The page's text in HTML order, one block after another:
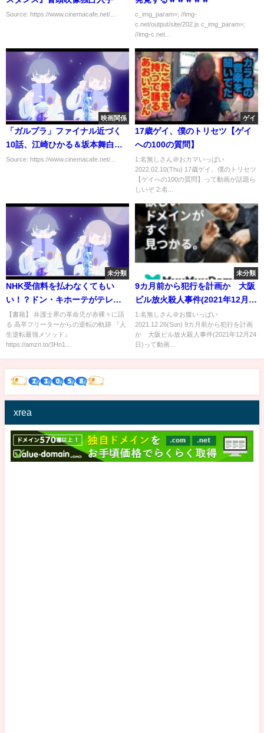
Source: https://www.cinemacafe.net/...
c_img_param=; //img-
c.net/output/site/202.js c_img_param=;
//img-c.net...
映画関係
「ガルプラ」ファイナル近づく
10話、江崎ひかる＆坂本舞白＆
野仲紗奈ら注目のステージは？
Source: https://www.cinemacafe.net/...
ゲイ
17歳ゲイ、僕のトリセツ【ゲイ
への100の質問】
1:名無しさん＠おカマいっぱい
2022.02.10(Thu) 17歳ゲイ、僕のトリセツ
【ゲイへの100の質問】って動画が話題ら
しいぞ 2:名...
未分類
NHK受信料を払わなくてもい
い！？ドン・キホーテがテレビ
を発売！#Shorts
【書籍】 弁護士界の革命児が赤裸々に語
る 高卒フリーターからの逆転の軌跡 『人
生逆転最強メソッド』
https://amzn.to/3Hn1...
未分類
9カ月前から犯行を計画か 大阪
ビル放火殺人事件(2021年12月24
日)
1:名無しさん＠お腹いっぱい
2021.12.26(Sun) 9カ月前から犯行を計画
か 大阪ビル放火殺人事件(2021年12月24
日)って動画...
xrea